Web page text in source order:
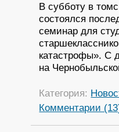
В субботу в
состоялся
семинар для
катастрофы». С
на
Категория:
Комментарии